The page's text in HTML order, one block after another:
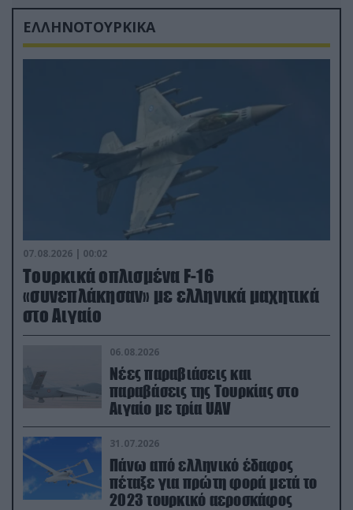
ΕΛΛΗΝΟΤΟΥΡΚΙΚΑ
07.08.2026 | 00:02
Τουρκικά οπλισμένα F-16
«συνεπλάκησαν» με ελληνικά μαχητικά
στο Αιγαίο
06.08.2026
Νέες παραβιάσεις και
παραβάσεις της Τουρκίας στο
Αιγαίο με τρία UAV
31.07.2026
Πάνω από ελληνικό έδαφος
πέταξε για πρώτη φορά μετά το
2023 τουρκικό αεροσκάφος